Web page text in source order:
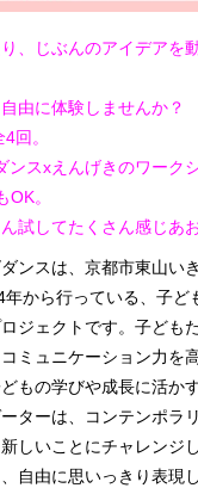
、じぶんのアイデアを
由に体験しませんか？
回。
ンスxえんげきのワーク
。
試してたくさん感じあ
ンスは、京都市東山い
から行っている、子ど
ジェクトです。子ども
ミュニケーション力を
もの学びや成長に活か
ターは、コンテンポラ
しいことにチャレンジ
自由に思いっきり表現